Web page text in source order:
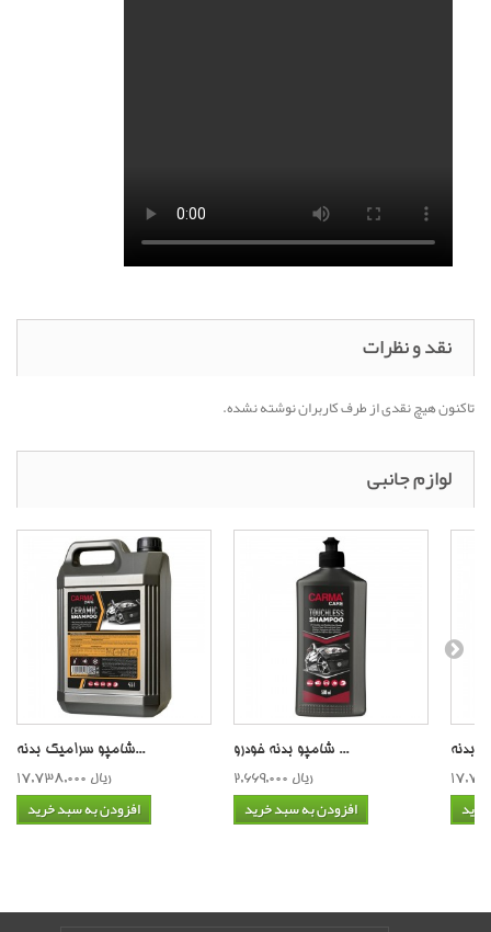
نقد و نظرات
تاکنون هیچ نقدی از طرف کاربران نوشته نشده.
لوازم جانبی
شامپو سرامیک بدنه...
17,738,000 ریال
افزودن به سبد خرید
شامپو بدنه خودرو ...
2,669,000 ریال
افزودن به سبد خرید